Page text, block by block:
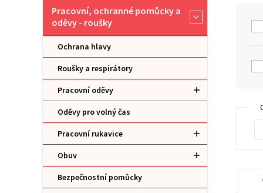
Pracovní, ochranné pomůcky a
oděvy - roušky
Ochrana hlavy
Roušky a respirátory
Pracovní oděvy
Oděvy pro volný čas
Pracovní rukavice
Obuv
Bezpečnostní pomůcky